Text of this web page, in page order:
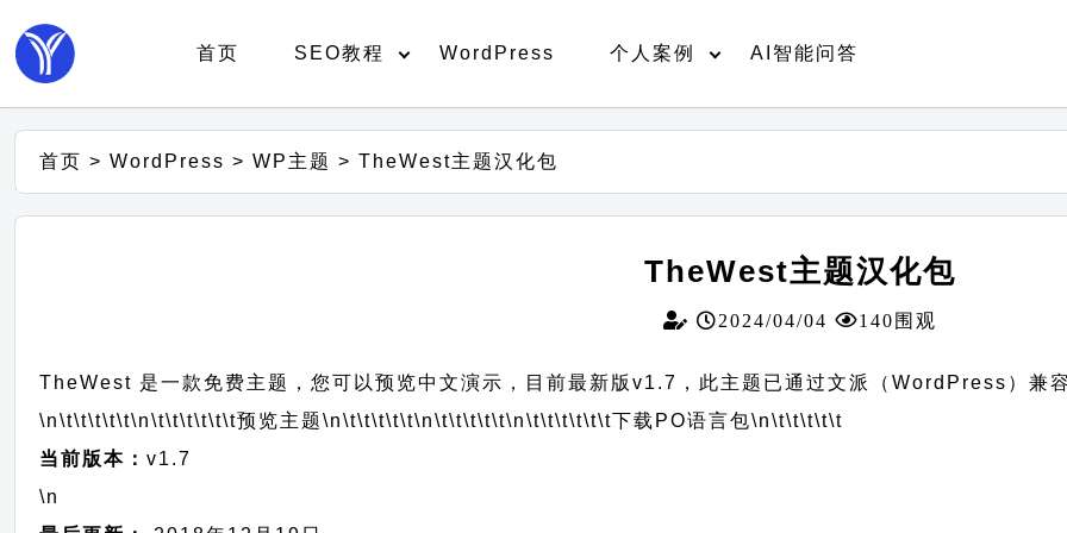
首页 SEO教程 WordPress 个人案例 AI智能问答
首页 >WordPress >WP主题 >TheWest主题汉化包
TheWest主题汉化包
2024/04/04 140围观
TheWest 是一款免费主题，您可以预览中文演示，目前最新版v1.7，此主题已通过文派（WordPress）兼
\n\t\t\t\t\t\n\t\t\t\t\t\t预览主题\n\t\t\t\t\t\n\t\t\t\t\t\n\t\t\t\t\t\t下载PO语言包\n\t\t\t\t\t
当前版本：v1.7
\n